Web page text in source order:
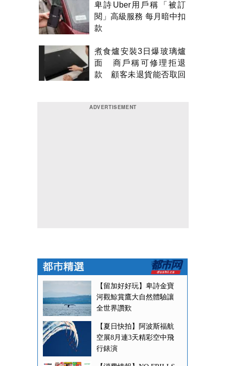
卑詩Uber用戶稱「被訂
閱」高級服務 每月暗中扣
款
煮食爐安裝3日爆玻璃爐
面 商戶稱可修理拒退
款 顧客未退貨能否取回